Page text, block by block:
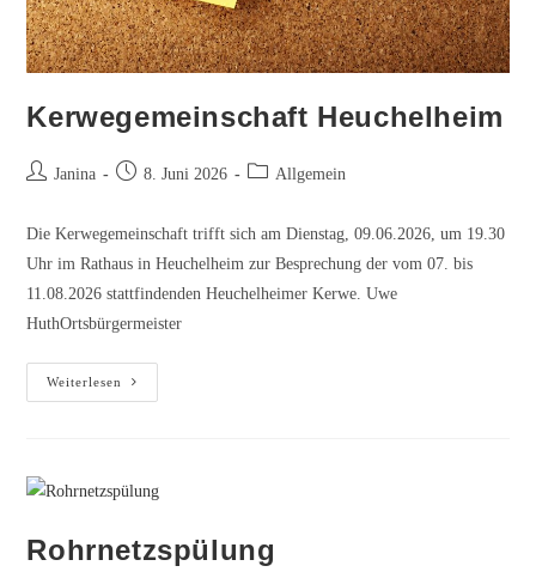
Kerwegemeinschaft Heuchelheim
Beitrags-
Janina
Beitrag8. Juni 2026
Beitrags-Allgemein
Die Kerwegemeinschaft trifft sich am Dienstag, 09.06.2026, um 19.30
Uhr im Rathaus in Heuchelheim zur Besprechung der vom 07. bis
11.08.2026 stattfindenden Heuchelheimer Kerwe. Uwe
HuthOrtsbürgermeister
Weiterlesen
Heuchelheim
Rohrnetzspülung